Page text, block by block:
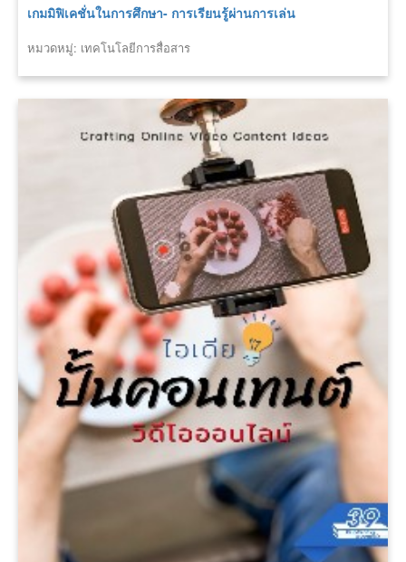
เกมมิฟิเคชั่นในการศึกษา- การเรียนรู้ผ่านการเล่น
หมวดหมู่: เทคโนโลยีการสื่อสาร